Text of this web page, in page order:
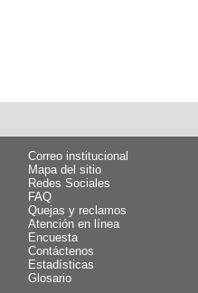
Correo institucional
Mapa del sitio
Redes Sociales
FAQ
Quejas y reclamos
Atención en línea
Encuesta
Contáctenos
Estadísticas
Glosario